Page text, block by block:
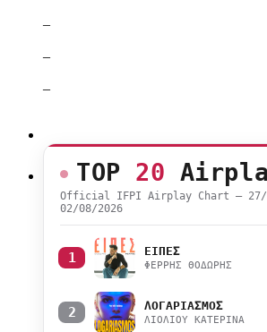
–
–
–
TOP 20
Official IFPI Airplay Chart — 27/
02/08/2026
1 ΕΙΠΕΣ
ΦΕΡΡΗΣ ΘΟΔΩΡΗΣ
2 ΛΟΓΑΡΙΑΣΜΟΣ
ΛΙΟΛΙΟΥ ΚΑΤΕΡΙΝΑ